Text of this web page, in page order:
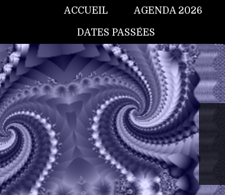
ACCUEIL AGENDA 2026
DATES PASSÉES